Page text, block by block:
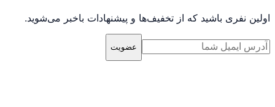
اولین نفری باشید که از تخفیف‌ها و پیشنهادات باخبر می‌شوید.
عضویت